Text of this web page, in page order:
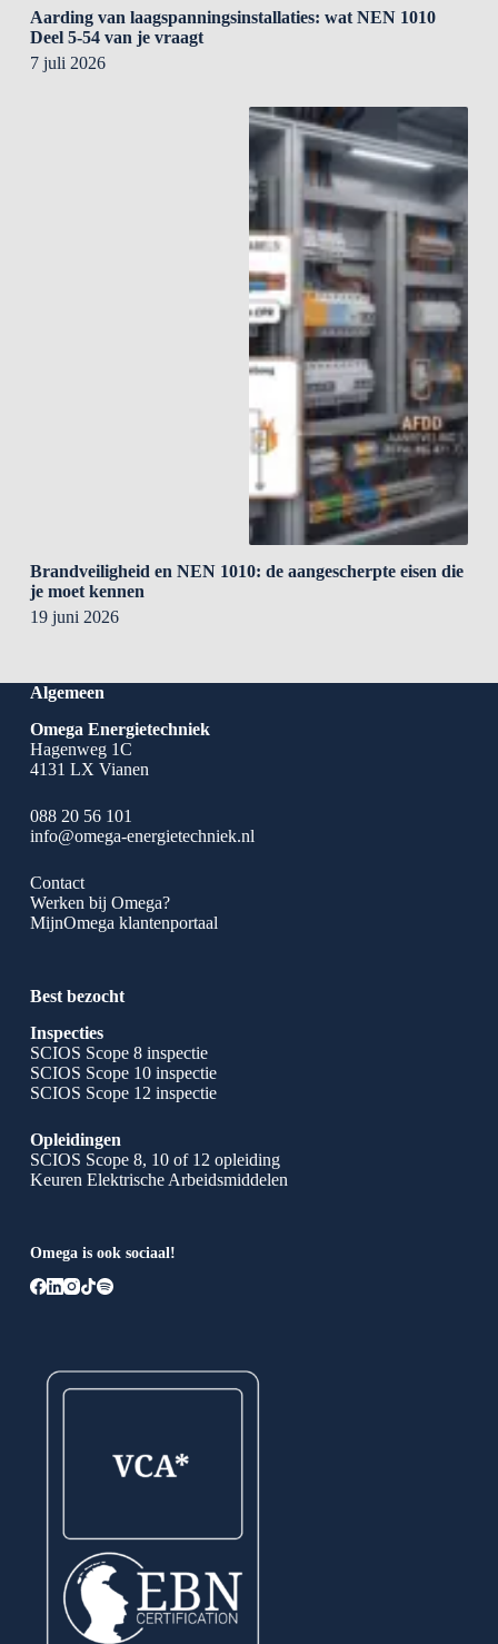
Aarding van laagspanningsinstallaties: wat NEN 1010
Deel 5-54 van je vraagt
7 juli 2026
Brandveiligheid en NEN 1010: de aangescherpte eisen die
je moet kennen
19 juni 2026
Algemeen
Omega Energietechniek
Hagenweg 1C
4131 LX Vianen
088 20 56 101
info@omega-energietechniek.nl
Contact
Werken bij Omega?
MijnOmega klantenportaal
Best bezocht
Inspecties
SCIOS Scope 8 inspectie
SCIOS Scope 10 inspectie
SCIOS Scope 12 inspectie
Opleidingen
SCIOS Scope 8, 10 of 12 opleiding
Keuren Elektrische Arbeidsmiddelen
Omega is ook sociaal!